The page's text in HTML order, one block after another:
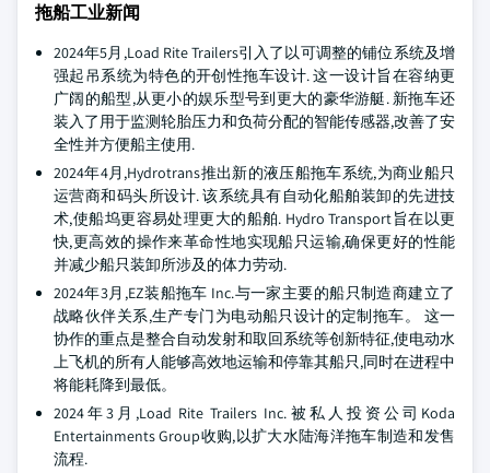
拖船工业新闻
2024年5月,Load Rite Trailers引入了以可调整的铺位系统及增
强起吊系统为特色的开创性拖车设计. 这一设计旨在容纳更
广阔的船型,从更小的娱乐型号到更大的豪华游艇. 新拖车还
装入了用于监测轮胎压力和负荷分配的智能传感器,改善了安
全性并方便船主使用.
2024年4月,Hydrotrans推出新的液压船拖车系统,为商业船只
运营商和码头所设计. 该系统具有自动化船舶装卸的先进技
术,使船坞更容易处理更大的船舶. Hydro Transport旨在以更
快,更高效的操作来革命性地实现船只运输,确保更好的性能
并减少船只装卸所涉及的体力劳动.
2024年3月,EZ装船拖车 Inc.与一家主要的船只制造商建立了
战略伙伴关系,生产专门为电动船只设计的定制拖车。 这一
协作的重点是整合自动发射和取回系统等创新特征,使电动水
上飞机的所有人能够高效地运输和停靠其船只,同时在进程中
将能耗降到最低。
2024年3月,Load Rite Trailers Inc.被私人投资公司Koda
Entertainments Group收购,以扩大水陆海洋拖车制造和发售
流程.